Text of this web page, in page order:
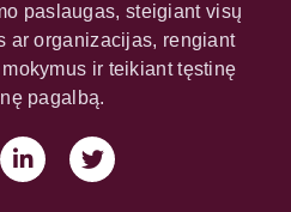
paslaugas, steigiant visų
ar organizacijas, rengiant
ir teikiant tęstinę
pagalbą.